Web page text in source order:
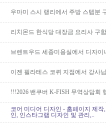
우마미 스시 랭리에서 주방 스텝분
리치몬드 한식당 대장금 요리사 구
브렌트우드 세종미용실에서 디자이
이젠 필라테스 코퀴 지점에서 강사
!!!2026 밴쿠버 K-FISH 무역상담회
코어 미디어 디자인 - 홈페이지 제
인, 인스타그램 디자인 및 관리,..